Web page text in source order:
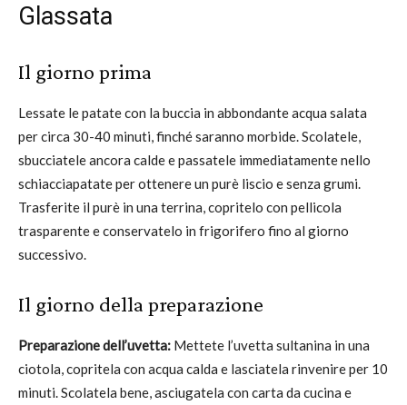
Glassata
Il giorno prima
Lessate le patate con la buccia in abbondante acqua salata
per circa 30-40 minuti, finché saranno morbide. Scolatele,
sbucciatele ancora calde e passatele immediatamente nello
schiacciapatate per ottenere un purè liscio e senza grumi.
Trasferite il purè in una terrina, copritelo con pellicola
trasparente e conservatelo in frigorifero fino al giorno
successivo.
Il giorno della preparazione
Preparazione dell’uvetta: Mettete l’uvetta sultanina in una
ciotola, copritela con acqua calda e lasciatela rinvenire per 10
minuti. Scolatela bene, asciugatela con carta da cucina e